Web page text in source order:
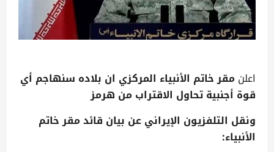
اعلنمقر خاتم الأنبياء المركزي ان بلاده سنهاجم أي
قوة أجنبية تحاول الاقتراب من هرمز
ونقل التلفزيون الإيراني عن بيان قائد مقر خاتم
الأنبياء: